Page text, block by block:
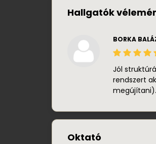
Hallgatók
BORKA
Jól
rendszert
megújítani).
Oktató